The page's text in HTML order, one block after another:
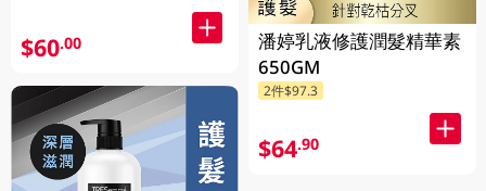
$60.00
潘婷乳液修護潤髮精華素
650GM
2件$97.3
$64.90